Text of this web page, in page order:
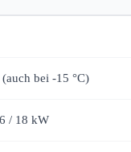
(auch bei -15 °C)
/ 18 kW